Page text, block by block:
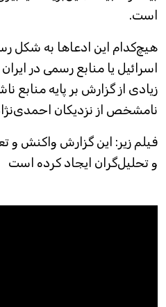
است.
هیچ‌کدام این ادعاها به شکل
اسرائیل یا منابع رسمی در
زیادی از گزارش بر پایه منابع
نامشخص از نزدیکان
فیلم زیر: این گزارش واکنش و
و تحلیل‌گران ایجاد کرده است